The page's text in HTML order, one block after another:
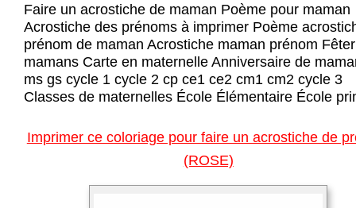
Faire un acrostiche de maman Poème pour maman
Acrostiche des prénoms à imprimer Poème
prénom de maman Acrostiche maman prénom
mamans Carte en maternelle Anniversaire de
ms gs cycle 1 cycle 2 cp ce1 ce2 cm1 cm2 cycle 3
Classes de maternelles École Élémentaire École
Imprimer ce coloriage pour faire un acrostiche de
(ROSE)